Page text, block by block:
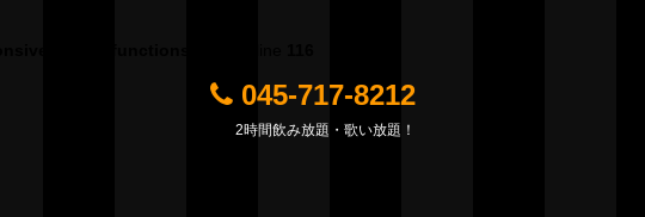
045-717-8212
2時間飲み放題・歌い放題！